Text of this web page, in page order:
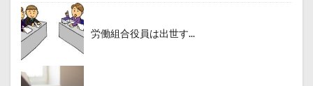
労働組合役員は出世す...